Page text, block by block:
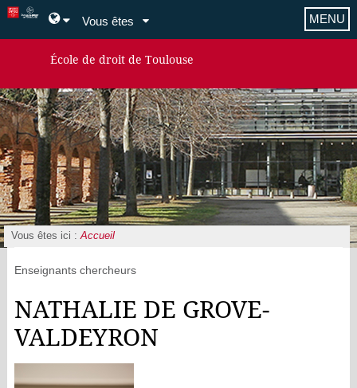
Vous êtes
École de droit de Toulouse
MENU
Vous êtes ici :Accueil
Enseignants chercheurs
NATHALIE DE GROVE-
VALDEYRON